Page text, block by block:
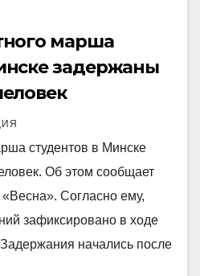
марша
задержаны
студентов в Минске
Об этом сообщает
Согласно ему,
зафиксировано в ходе
начались после